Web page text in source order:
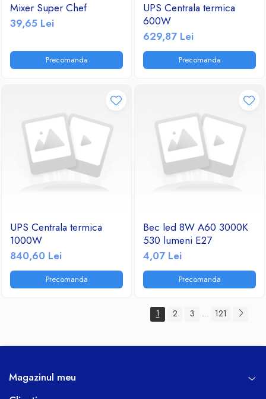
Mixer Super Chef
39,65 Lei
Precomanda
UPS Centrala termica
600W
629,87 Lei
Precomanda
UPS Centrala termica
1000W
840,60 Lei
Precomanda
Bec led 8W A60 3000K
530 lumeni E27
4,07 Lei
Precomanda
1 2 3 ... 121
Magazinul meu